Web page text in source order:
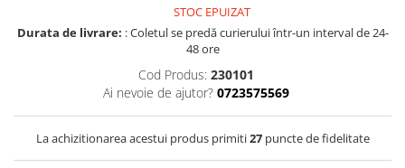
STOC EPUIZAT
Durata de livrare: : Coletul se predă curierului într-un interval de 24-
48 ore
Cod Produs: 230101
Ai nevoie de ajutor? 0723575569
La achizitionarea acestui produs primiti27puncte de fidelitate